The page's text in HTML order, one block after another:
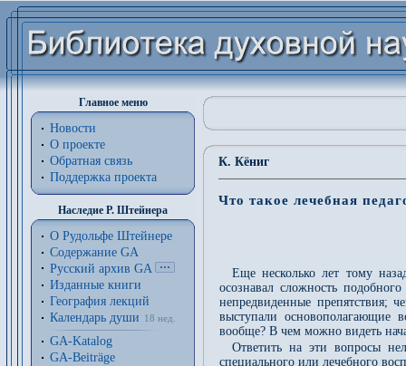
Главное меню
Новости
О проекте
Обратная связь
Поддержка проекта
Наследие Р. Штейнера
О Рудольфе Штейнере
Содержание GA
Русский архив GA
Изданные книги
География лекций
Календарь души
18 нед.
GA-Katalog
GA-Beiträge
К. Кёниг
Что такое лечебная
Еще несколько лет тому
осознавал сложность
непредвиденные препятствия;
выступали основополагающие
вообще? В чем можно видеть
Ответить на эти вопросы
специального или лечебного